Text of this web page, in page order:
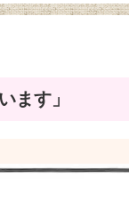
ます」